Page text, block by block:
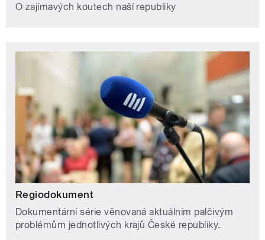
O zajímavých koutech naší republiky
Regiodokument
Dokumentární série věnovaná aktuálním palčivým
problémům jednotlivých krajů České republiky.